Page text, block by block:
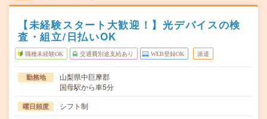
【未経験スタート大歓迎！】光デバイスの検
査・組立/日払いOK
職種未経験OK 交通費別途支給あり WEB登録OK 派遣
勤務地
山梨県中巨摩郡
国母駅から車5分
曜日頻度 シフト制